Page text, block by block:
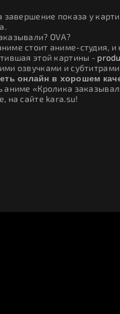
завершение показа у
OVA?
стоит аниме-студия,
этой картины -
озвучками и
онлайн в хорошем
аниме «Кролика
на сайте kara.su!